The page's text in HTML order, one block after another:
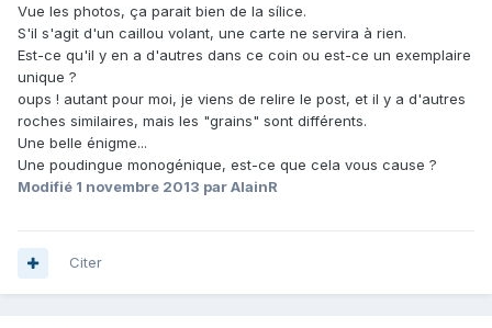
Vue les photos, ça parait bien de la sílice.
S'il s'agit d'un caillou volant, une carte ne servira à rien.
Est-ce qu'il y en a d'autres dans ce coin ou est-ce un exemplaire
unique ?
oups ! autant pour moi, je viens de relire le post, et il y a d'autres
roches similaires, mais les "grains" sont différents.
Une belle énigme...
Une poudingue monogénique, est-ce que cela vous cause ?
Modifié 1 novembre 2013 par AlainR
Citer